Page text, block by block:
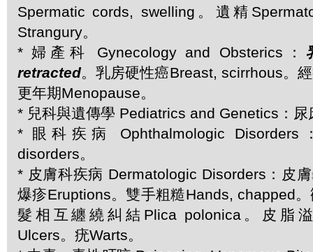
Spermatic cords, swelling。遺精
Strangury。
* 婦產科 Gynecology and Obsterics：
retracted。乳房硬性癌Breast, scirrhous。
更年期Menopause。
* 兒科與遺傳學 Pediatrics and Genetics：
* 眼科疾病 Ophthalmologic
disorders。
* 皮膚科疾病 Dermatologic Disorders：皮
爆疹Eruptions。雙手粗糙Hands, chapped
髮相互纏繞糾結Plica polonica。皮脂
Ulcers。疣Warts。